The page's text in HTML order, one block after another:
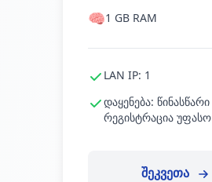
🧠1 GB RAM
LAN IP: 1
დაყენება: წინასწარი
რეგისტრაცია უფასო
შეკვეთა